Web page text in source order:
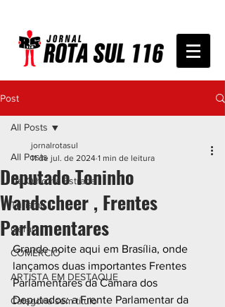
Post
All Posts
De Olho na Estrada
Turismo
Geral
COMÉRCIO
ARTISTA EM DESTAQUE
Categoria sem título
All Posts
Deputado Toninho
Wandscheer , Frentes
Parlamentares
jornalrotasul
11 de jul. de 2024 1 min de leitura
Grande noite aqui em Brasília, onde
lançamos duas importantes Frentes
Parlamentares da Câmara dos
Deputados: a Frente Parlamentar da